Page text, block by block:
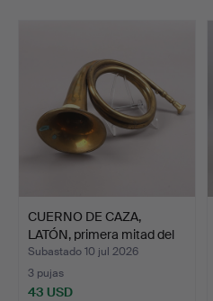
CUERNO DE CAZA,
LATÓN, primera mitad del
s…
Subastado 10 jul 2026
3 pujas
43 USD